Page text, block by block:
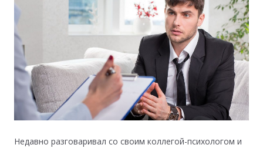
Недавно разговаривал со своим коллегой-психологом и